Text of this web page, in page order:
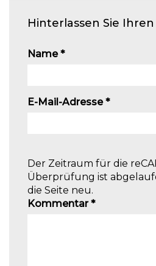
Hinterlassen Sie
Name*
E-Mail-Adresse*
Der Zeitraum für die
Überprüfung ist
die Seite neu.
Kommentar*